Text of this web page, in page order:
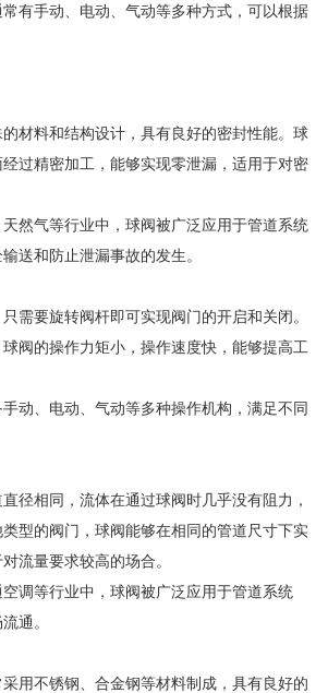
有手动、电动、气动等多种方式，可以根据
材料和结构设计，具有良好的密封性能。球
过精密加工，能够实现零泄漏，适用于对密
然气等行业中，球阀被广泛应用于管道系统
送和防止泄漏事故的发生。
需要旋转阀杆即可实现阀门的开启和关闭。
阀的操作力矩小，操作速度快，能够提高工
动、电动、气动等多种操作机构，满足不同
径相同，流体在通过球阀时几乎没有阻力，
型的阀门，球阀能够在相同的管道尺寸下实
流量要求较高的场合。
调等行业中，球阀被广泛应用于管道系统
通。
用不锈钢、合金钢等材料制成，具有良好的